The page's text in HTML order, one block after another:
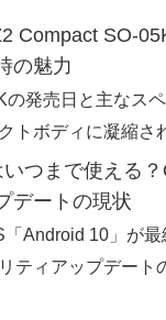
Compact SO-
の魅力
の発売日と主なス
トボディに凝縮さ
つまで使える
デートの現状
「Android 10」が最
ティアップデート